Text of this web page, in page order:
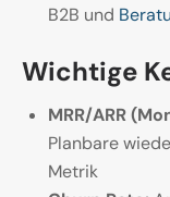
B2B und
Wichtige
MRR/ARR
Planbare
Metrik